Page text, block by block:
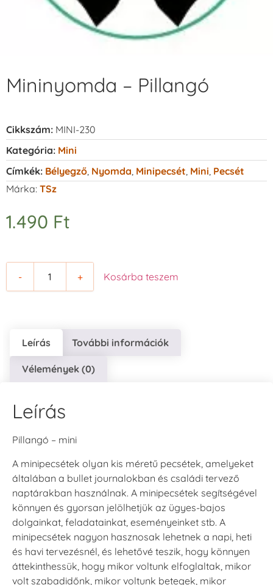
Mininyomda – Pillangó
Cikkszám: MINI-230
Kategória: Mini
Címkék: Bélyegző Nyomda Minipecsét Mini Pecsét
Márka: TSz
1.490 Ft
- + Kosárba teszem
Leírás További információk
Vélemények (0)
Leírás
Pillangó – mini
A minipecsétek olyan kis méretű pecsétek, amelyeket
általában a bullet journalokban és családi tervező
naptárakban használnak. A minipecsétek segítségével
könnyen és gyorsan jelölhetjük az ügyes-bajos
dolgainkat, feladatainkat, eseményeinket stb. A
minipecsétek nagyon hasznosak lehetnek a napi, heti
és havi tervezésnél, és lehetővé teszik, hogy könnyen
áttekinthessük, hogy mikor voltunk elfoglaltak, mikor
volt szabadidőnk, mikor voltunk betegek, mikor